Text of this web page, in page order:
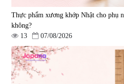
Viên uống hỗ trợ tăng cường
sinh lý nam Fujina Monster Shot
150 viên
viên
Thực phẩm xương khớp Nhật cho phụ
không?
13
07/08/2026